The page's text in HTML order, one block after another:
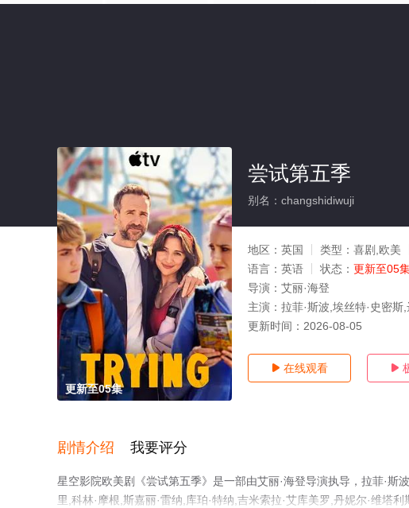
更新至05集
尝试第五季
别名：changshidiwuji
地区： 英国 类型： 喜剧,欧美
语言： 英语 状态： 更新至05
导演： 艾丽·海登
主演： 拉菲·斯波,埃丝特·史密斯
更新时间： 2026-08-05
 在线观看 
剧情介绍 我要评分
星空影院欧美剧《尝试第五季》是一部由艾丽·海登导演执导，拉菲·斯
里,科林·摩根,斯嘉丽·雷纳,库珀·特纳,吉米索拉·艾库美罗,丹妮尔·维塔